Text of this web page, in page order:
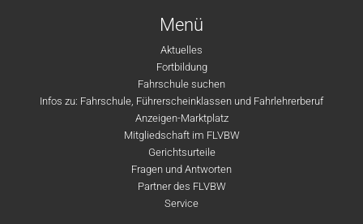
Menü
Aktuelles
Fortbildung
Fahrschule suchen
Infos zu: Fahrschule, Führerscheinklassen und Fahrlehrerberuf
Anzeigen-Marktplatz
Mitgliedschaft im FLVBW
Gerichtsurteile
Fragen und Antworten
Partner des FLVBW
Service